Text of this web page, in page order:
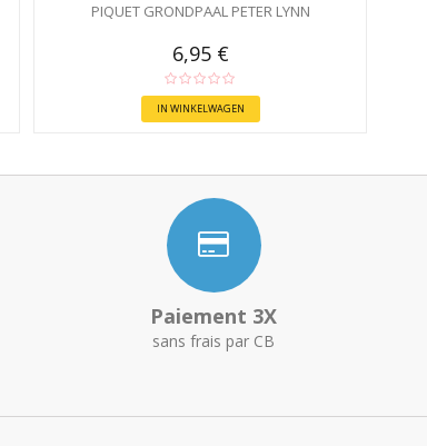
PIQUET GRONDPAAL PETER LYNN
6,95 €
IN WINKELWAGEN
Paiement 3X
sans frais par CB